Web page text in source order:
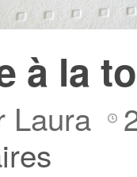
à la
Laura